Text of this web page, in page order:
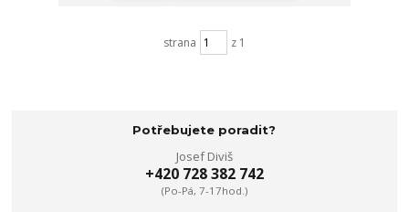
strana z 1
Potřebujete poradit?
Josef Diviš
+420 728 382 742
(Po-Pá, 7-17hod.)